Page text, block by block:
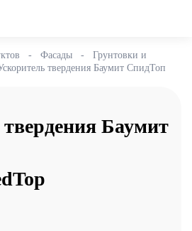
Фасады
Грунтовки и
твердения Баумит СпидТоп
Баумит